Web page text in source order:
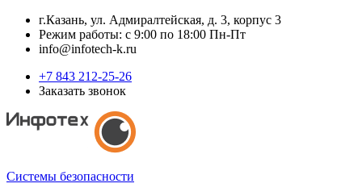
г.Казань, ул. Адмиралтейская, д. 3, корпус 3
Режим работы: с 9:00 по 18:00 Пн-Пт
info@infotech-k.ru
+7 843 212-25-26
Заказать звонок
Системы безопасности